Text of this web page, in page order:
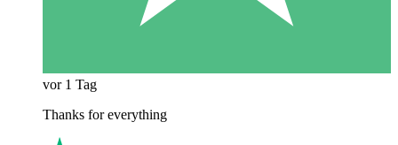
vor 1 Tag
Thanks for everything